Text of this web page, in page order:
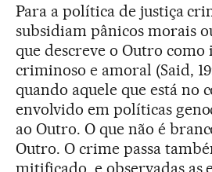
Para a política de justiça
subsidiam pânicos morais ou
que descreve o Outro
criminoso e amoral (Said,
quando aquele que está no
envolvido em políticas
ao Outro. O que não é
Outro. O crime passa
mitificado, e observadas as